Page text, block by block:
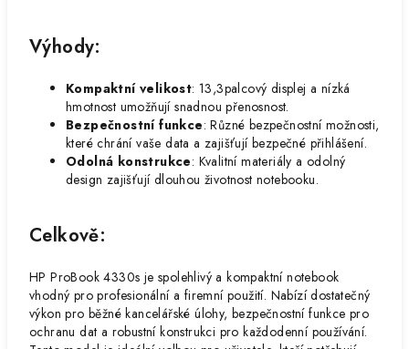
Výhody:
Kompaktní velikost: 13,3palcový displej a nízká
hmotnost umožňují snadnou přenosnost.
Bezpečnostní funkce: Různé bezpečnostní možnosti,
které chrání vaše data a zajišťují bezpečné přihlášení.
Odolná konstrukce: Kvalitní materiály a odolný
design zajišťují dlouhou životnost notebooku.
Celkově:
HP ProBook 4330s je spolehlivý a kompaktní notebook
vhodný pro profesionální a firemní použití. Nabízí dostatečný
výkon pro běžné kancelářské úlohy, bezpečnostní funkce pro
ochranu dat a robustní konstrukci pro každodenní používání.